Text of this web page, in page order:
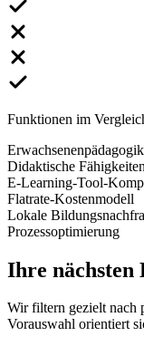
Funktionen im
Didaktische
E-Learning-Tool-
Flatrate-Kostenmodell
Lokale
Prozessoptimierung
Ihre nächsten
Wir filtern gezielt nach
Vorauswahl orientiert